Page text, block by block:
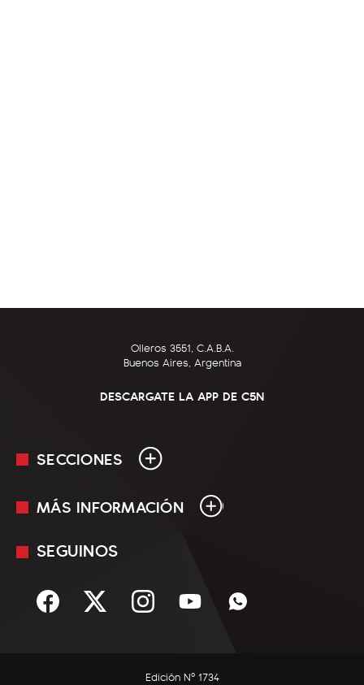
Olleros 3551, C.A.B.A.
Buenos Aires, Argentina
DESCARGATE LA APP DE C5N
SECCIONES
En Vivo
Sociedad
MÁS INFORMACIÓN
Mediakit
Términos y condiciones
SEGUINOS
Edición Nº 1734